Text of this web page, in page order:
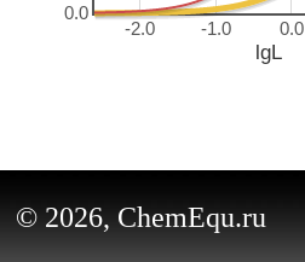
-2.0 -1.0 0.0
0.0
lgL
© 2026, ChemEqu.ru